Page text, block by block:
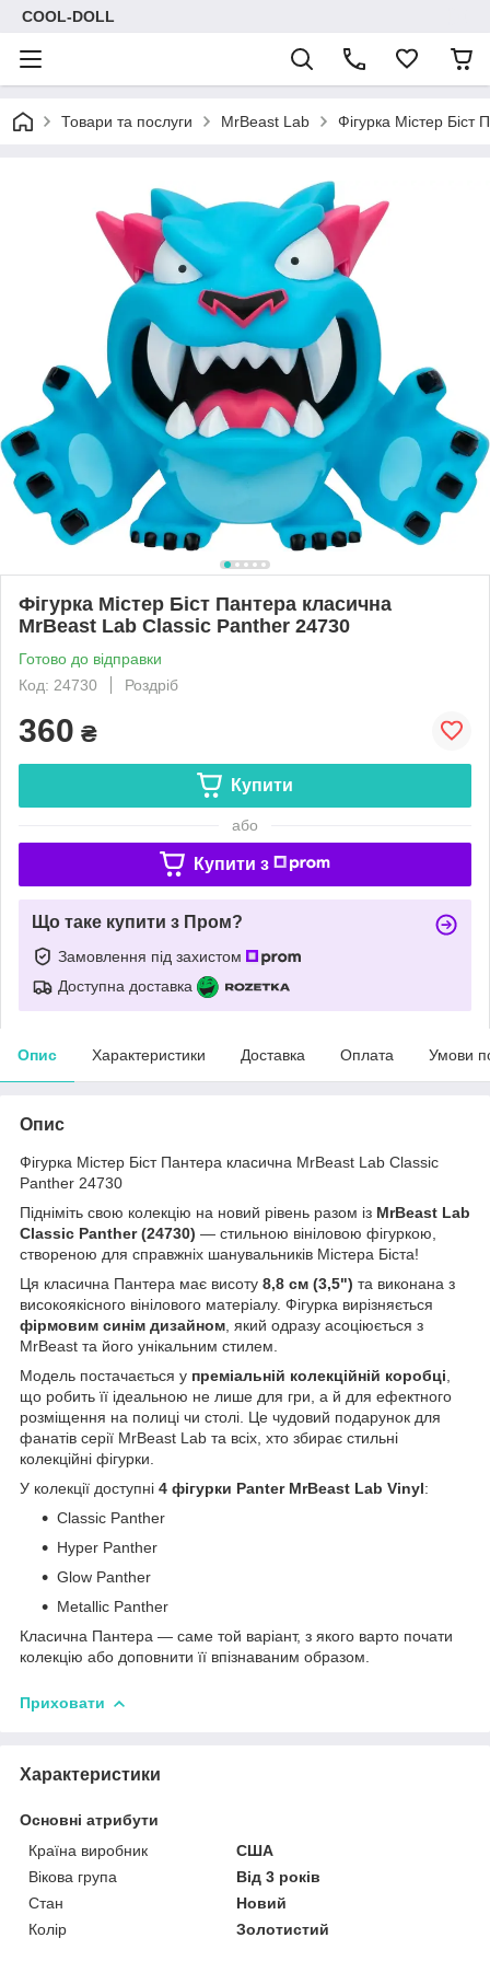
COOL-DOLL
Товари та послуги MrBeast Lab Фігурка Містер
Фігурка Містер Біст Пантера класична
MrBeast Lab Classic Panther 24730
Готово до відправки
Код: 24730
Роздріб
360 ₴
Купити
або
Купити з
Що таке купити з Пром?
Замовлення під захистом
Доступна доставка
Опис Характеристики Доставка Оплата Умови
Опис
Фігурка Містер Біст Пантера класична MrBeast Lab Classic
Panther 24730
Підніміть свою колекцію на новий рівень разом із MrBeast Lab
Classic Panther (24730) — стильною вініловою фігуркою,
створеною для справжніх шанувальників Містера Біста!
Ця класична Пантера має висоту 8,8 см (3,5") та виконана з
високоякісного вінілового матеріалу. Фігурка вирізняється
фірмовим синім дизайном , який одразу асоціюється з
MrBeast та його унікальним стилем.
Модель постачається у преміальній колекційній коробці
що робить її ідеальною не лише для гри, а й для ефектного
розміщення на полиці чи столі. Це чудовий подарунок для
фанатів серії MrBeast Lab та всіх, хто збирає стильні
колекційні фігурки.
У колекції доступні 4 фігурки Panter MrBeast Lab Vinyl:
Classic Panther
Hyper Panther
Glow Panther
Metallic Panther
Класична Пантера — саме той варіант, з якого варто почати
колекцію або доповнити її впізнаваним образом.
Приховати
Характеристики
Основні атрибути
Країна виробник
США
Вікова група
Від 3 років
Стан
Новий
Колір
Золотистий